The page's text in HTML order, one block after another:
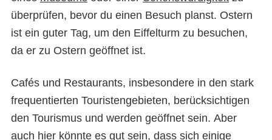
überprüfen, bevor du einen Besuch planst. Ostern
ist ein guter Tag, um den Eiffelturm zu besuchen,
da er zu Ostern geöffnet ist.
Cafés und Restaurants, insbesondere in den stark
frequentierten Touristengebieten, berücksichtigen
den Tourismus und werden geöffnet sein. Aber
auch hier könnte es gut sein, dass sich einige